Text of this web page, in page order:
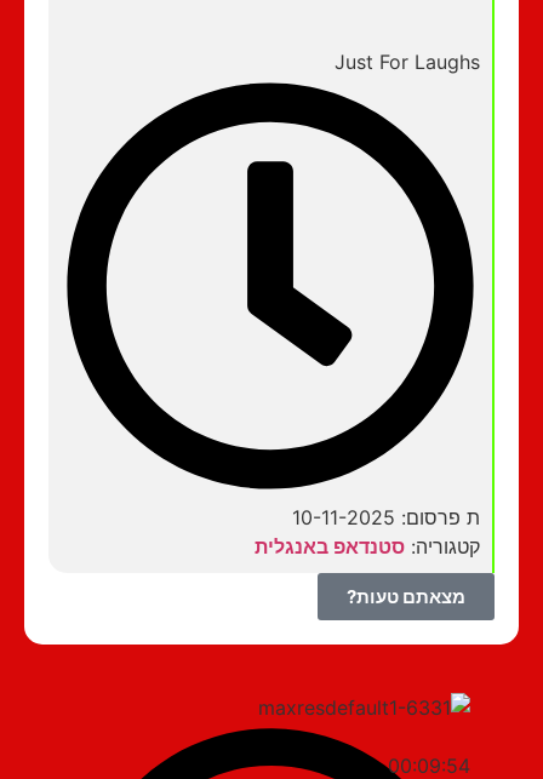
Just For Laughs
ת פרסום: 10-11-2025
קטגוריה:סטנדאפ באנגלית
מצאתם טעות?
00:09:54